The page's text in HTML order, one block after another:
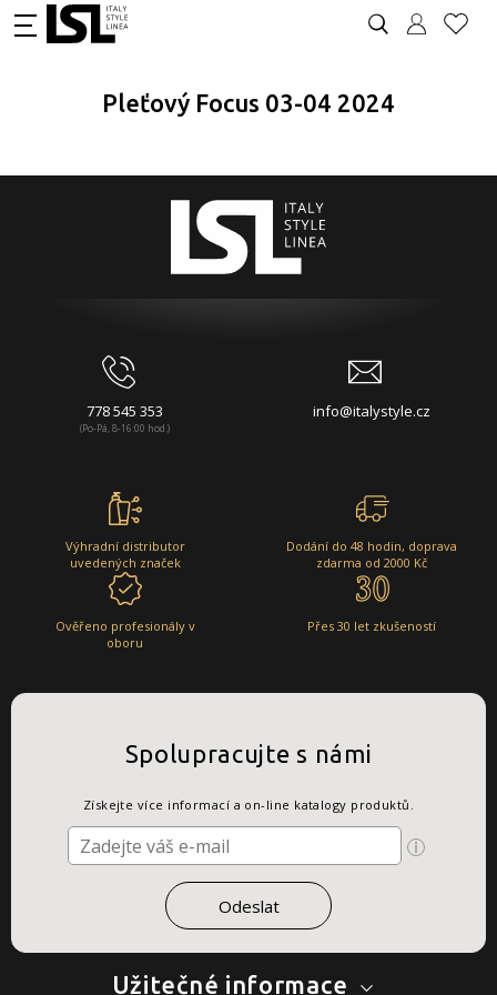
Pleťový Focus 03-04 2024
778 545 353
(Po-Pá, 8-16:00 hod.)
info@italystyle.cz
Výhradní distributor
uvedených značek
Dodání do 48 hodin, doprava
zdarma od 2000 Kč
Ověřeno profesionály v
oboru
Přes 30 let zkušeností
Užitečné informace
Spolupracujte s námi
Získejte více informací a on-line katalogy produktů.